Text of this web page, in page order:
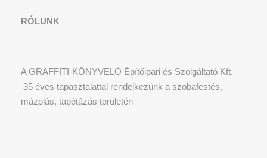
RÓLUNK
A GRAFFITI-KÖNYVELŐ Építőipari és Szolgáltató Kft.
35 éves tapasztalattal rendelkezünk a szobafestés,
mázolás, tapétázás területén